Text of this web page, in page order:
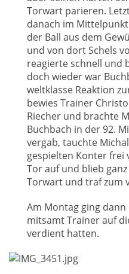
Torwart parieren.
danach im
der Ball aus dem
und von dort Schels
reagierte schnell und
doch wieder war
weltklasse Reaktion
bewies Trainer
Riecher und brachte
Buchbach in der 92.
vergab, tauchte
gespielten Konter frei
Tor auf und blieb
Torwart und traf zum
Am Montag ging
mitsamt Trainer auf
verdient hatten.